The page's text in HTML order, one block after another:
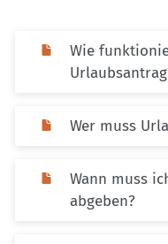
Wie
Wer muss
Wann muss
abgeben?